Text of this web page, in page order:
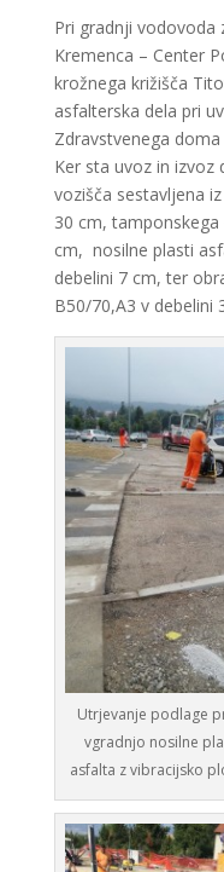
Pri gradnji vodovoda
Kremenca – Center
krožnega križišča
asfalterska dela pri
Zdravstvenega
Ker sta uvoz in izvoz
vozišča sestavljena
30 cm,
cm, nosilne plasti
debelini 7 cm, ter
B50/70,A3 v debelini
Utrjevanje podlage
vgradnjo nosilne
asfalta z vibracijsko